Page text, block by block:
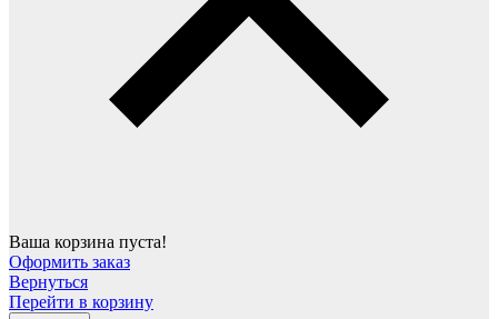
Ваша корзина пуста!
Оформить заказ
Вернуться
Перейти в корзину